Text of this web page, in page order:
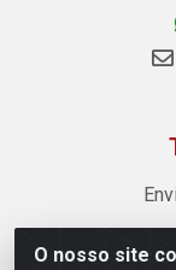
O nosso site